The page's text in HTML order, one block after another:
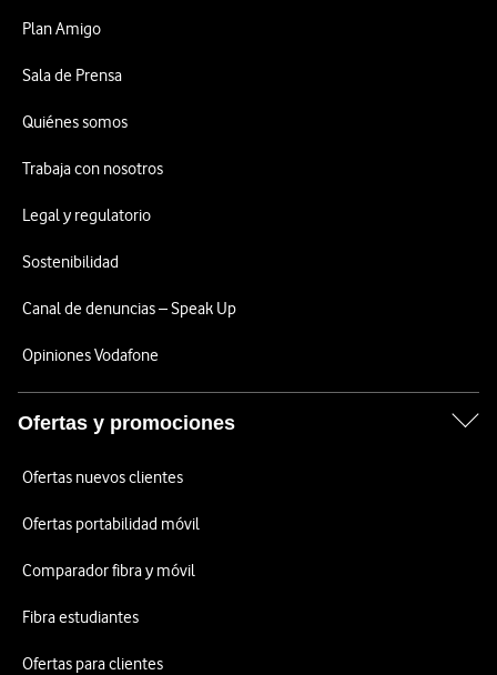
Plan Amigo
Sala de Prensa
Quiénes somos
Trabaja con nosotros
Legal y regulatorio
Sostenibilidad
Canal de denuncias – Speak Up
Opiniones Vodafone
Ofertas y promociones
Ofertas nuevos clientes
Ofertas portabilidad móvil
Comparador fibra y móvil
Fibra estudiantes
Ofertas para clientes